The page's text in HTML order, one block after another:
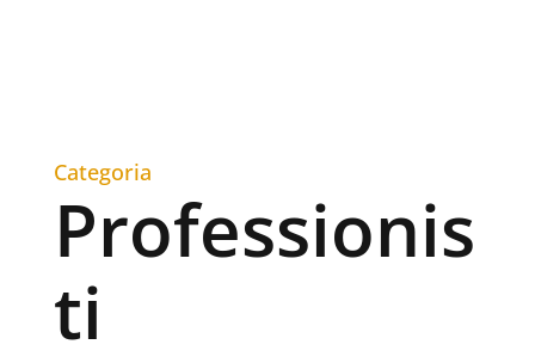
Categoria
Professionis
ti